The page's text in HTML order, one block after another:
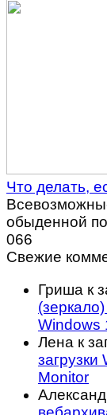
Что делать,
обыденной
066
Свежие
Гриша к
Windows
Лена к
Monitor